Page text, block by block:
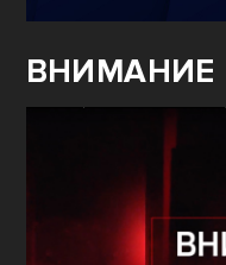
ВНИМАНИЕ